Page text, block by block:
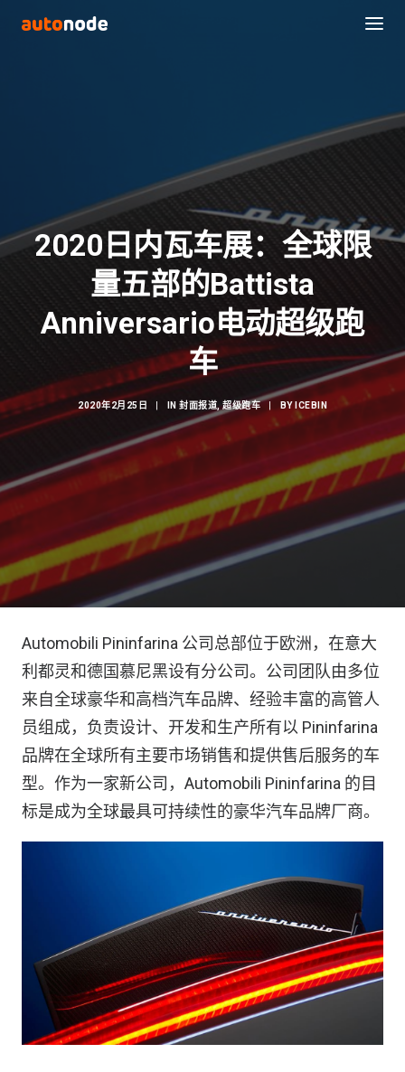
Search
2020日内瓦车展：全球限
量五部的Battista
Anniversario电动超级跑
车
2020年2月25日 IN 封面报道 ,超级跑车 BY ICEBIN
Automobili Pininfarina 公司总部位于欧洲，在意大
利都灵和德国慕尼黑设有分公司。公司团队由多位
来自全球豪华和高档汽车品牌、经验丰富的高管人
员组成，负责设计、开发和生产所有以 Pininfarina
品牌在全球所有主要市场销售和提供售后服务的车
型。作为一家新公司，Automobili Pininfarina 的目
标是成为全球最具可持续性的豪华汽车品牌厂商。